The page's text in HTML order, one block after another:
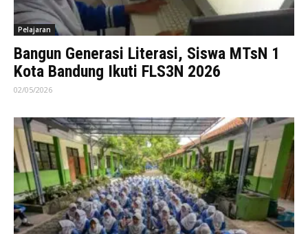
Pelajaran
Bangun Generasi Literasi, Siswa MTsN 1
Kota Bandung Ikuti FLS3N 2026
02/05/2026